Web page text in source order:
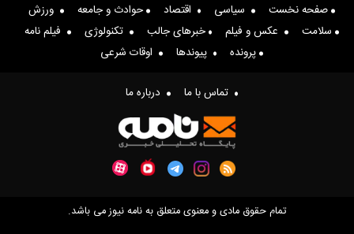
صفحه نخست سیاسی اقتصاد حوادث و جامعه
ورزش
سلامت
عکس و فیلم خبرهای جالب تکنولوژی
فیلم نامه
پرونده
پیوندها اوقات شرعی
تماس با ما درباره ما
تمام حقوق مادی و معنوی متعلق به نامه نیوز می باشد.